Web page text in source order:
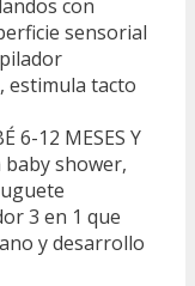
con
sensorial
estimula tacto
6-12 MESES Y
baby shower,
3 en 1 que
y desarrollo